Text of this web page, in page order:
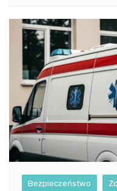
Bezpieczeństwo